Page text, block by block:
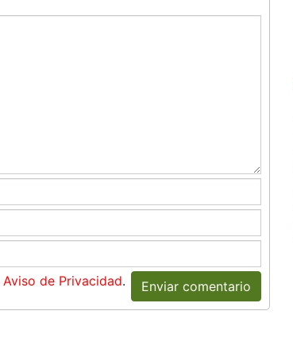
Aviso de Privacidad. Enviar comentario